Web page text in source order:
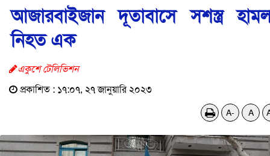
আজারবাইজান দূতাবাসে সশস্ত্র
নিহত এক
একুশে টেলিভিশন
প্রকাশিত : ১৭:০৭, ২৭ জানুয়ারি ২০২৩
A- A